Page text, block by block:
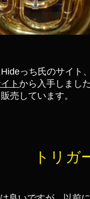
っち氏のサイト
ト から入手しまし
売しています。
トリガ